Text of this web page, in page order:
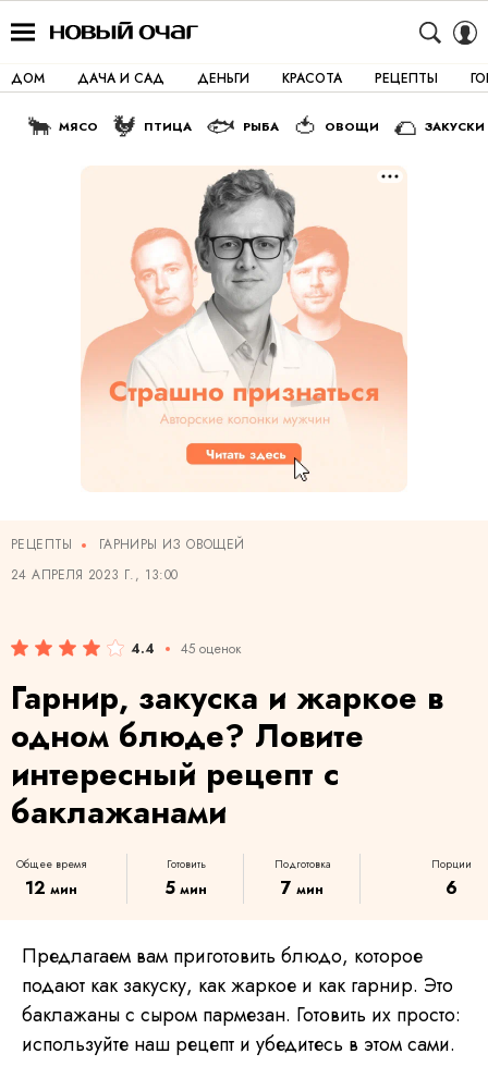
ДОМ ДАЧА И САД ДЕНЬГИ КРАСОТА РЕЦЕПТЫ
🐂 МЯСО 🐓 ПТИЦА 🐟 РЫБА 🍅 ОВОЩИ 🌮 ЗАКУСКИ
РЕЦЕПТЫ
ГАРНИРЫ ИЗ ОВОЩЕЙ
24 АПРЕЛЯ 2023 Г., 13:00
4.4 45 оценок
Гарнир, закуска и жаркое в
одном блюде? Ловите
интересный рецепт с
баклажанами
Общее время
12 мин
Готовить
5 мин
Подготовка
7 мин
Порции
6
Предлагаем вам приготовить блюдо, которое
подают как закуску, как жаркое и как гарнир. Это
баклажаны с сыром пармезан. Готовить их просто:
используйте наш рецепт и убедитесь в этом сами.